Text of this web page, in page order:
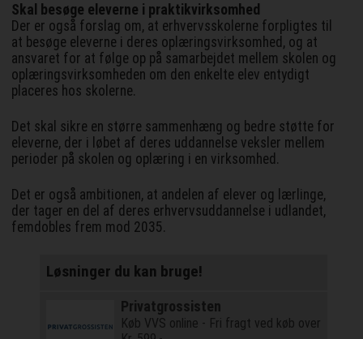
Skal besøge eleverne i praktikvirksomhed
Der er også forslag om, at erhvervsskolerne forpligtes til
at besøge eleverne i deres oplæringsvirksomhed, og at
ansvaret for at følge op på samarbejdet mellem skolen og
oplæringsvirksomheden om den enkelte elev entydigt
placeres hos skolerne.
Det skal sikre en større sammenhæng og bedre støtte for
eleverne, der i løbet af deres uddannelse veksler mellem
perioder på skolen og oplæring i en virksomhed.
Det er også ambitionen, at andelen af elever og lærlinge,
der tager en del af deres erhvervsuddannelse i udlandet,
femdobles frem mod 2035.
Løsninger du kan bruge!
Privatgrossisten
Køb VVS online - Fri fragt ved køb over